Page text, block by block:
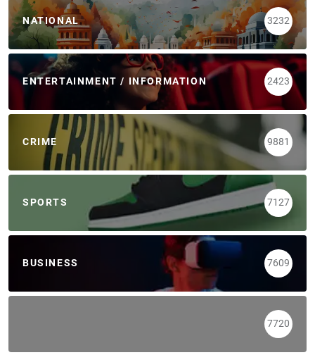
NATIONAL 3232
ENTERTAINMENT / INFORMATION 2423
CRIME 9881
SPORTS 7127
BUSINESS 7609
7720